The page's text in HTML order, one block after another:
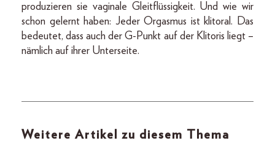
produzieren sie vaginale Gleitflüssigkeit. Und wie wir
schon gelernt haben: Jeder Orgasmus ist klitoral. Das
bedeutet, dass auch der G-Punkt auf der Klitoris liegt –
nämlich auf ihrer Unterseite.
Weitere Artikel zu diesem Thema